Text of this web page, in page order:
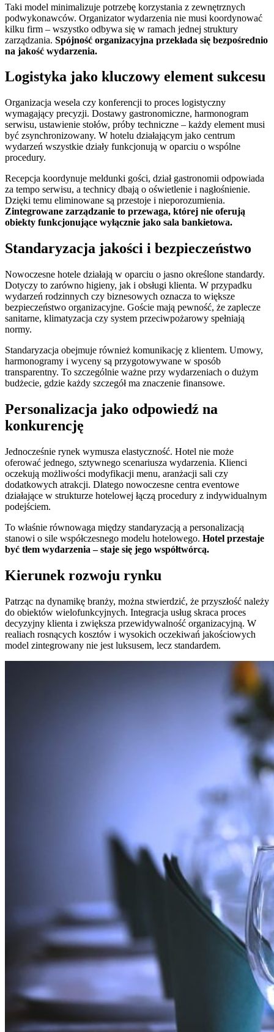
Taki model minimalizuje potrzebę korzystania z zewnętrznych
podwykonawców. Organizator wydarzenia nie musi koordynować
kilku firm – wszystko odbywa się w ramach jednej struktury
zarządzania. Spójność organizacyjna przekłada się bezpośrednio
na jakość wydarzenia.
Logistyka jako kluczowy element sukcesu
Organizacja wesela czy konferencji to proces logistyczny
wymagający precyzji. Dostawy gastronomiczne, harmonogram
serwisu, ustawienie stołów, próby techniczne – każdy element musi
być zsynchronizowany. W hotelu działającym jako centrum
wydarzeń wszystkie działy funkcjonują w oparciu o wspólne
procedury.
Recepcja koordynuje meldunki gości, dział gastronomii odpowiada
za tempo serwisu, a technicy dbają o oświetlenie i nagłośnienie.
Dzięki temu eliminowane są przestoje i nieporozumienia.
Zintegrowane zarządzanie to przewaga, której nie oferują
obiekty funkcjonujące wyłącznie jako sala bankietowa.
Standaryzacja jakości i bezpieczeństwo
Nowoczesne hotele działają w oparciu o jasno określone standardy.
Dotyczy to zarówno higieny, jak i obsługi klienta. W przypadku
wydarzeń rodzinnych czy biznesowych oznacza to większe
bezpieczeństwo organizacyjne. Goście mają pewność, że zaplecze
sanitarne, klimatyzacja czy system przeciwpożarowy spełniają
normy.
Standaryzacja obejmuje również komunikację z klientem. Umowy,
harmonogramy i wyceny są przygotowywane w sposób
transparentny. To szczególnie ważne przy wydarzeniach o dużym
budżecie, gdzie każdy szczegół ma znaczenie finansowe.
Personalizacja jako odpowiedź na
konkurencję
Jednocześnie rynek wymusza elastyczność. Hotel nie może
oferować jednego, sztywnego scenariusza wydarzenia. Klienci
oczekują możliwości modyfikacji menu, aranżacji sali czy
dodatkowych atrakcji. Dlatego nowoczesne centra eventowe
działające w strukturze hotelowej łączą procedury z indywidualnym
podejściem.
To właśnie równowaga między standaryzacją a personalizacją
stanowi o sile współczesnego modelu hotelowego. Hotel przestaje
być tłem wydarzenia – staje się jego współtwórcą.
Kierunek rozwoju rynku
Patrząc na dynamikę branży, można stwierdzić, że przyszłość należy
do obiektów wielofunkcyjnych. Integracja usług skraca proces
decyzyjny klienta i zwiększa przewidywalność organizacyjną. W
realiach rosnących kosztów i wysokich oczekiwań jakościowych
model zintegrowany nie jest luksusem, lecz standardem.